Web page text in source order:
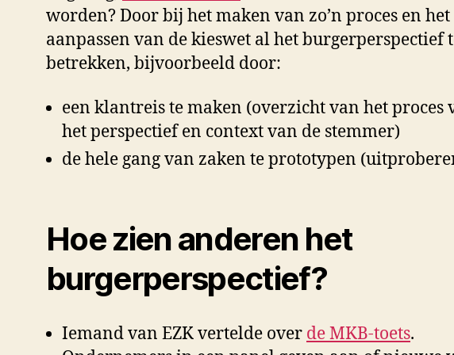
worden? Door bij het maken van zo’n proces en het
aanpassen van de kieswet al het burgerperspectief
betrekken, bijvoorbeeld door:
een klantreis te maken (overzicht van het proces
het perspectief en context van de stemmer)
de hele gang van zaken te prototypen
Hoe zien anderen het
burgerperspectief?
Iemand van EZK vertelde over de MKB-toets.